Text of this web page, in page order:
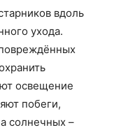
вдоль
ухода.
освещение
побеги,
солнечных –